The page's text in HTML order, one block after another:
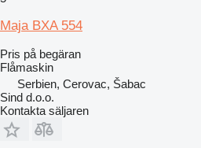
Maja BXA 554
Pris på begäran
Flåmaskin
Serbien, Cerovac, Šabac
Sind d.o.o.
Kontakta säljaren